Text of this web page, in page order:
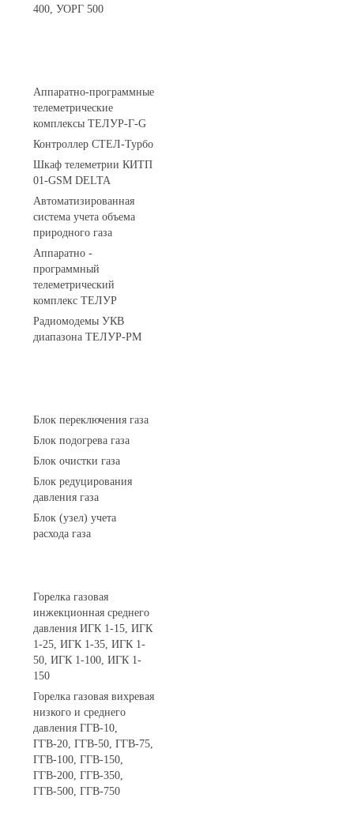
400, УОРГ 500
Аппаратно-программные
телеметрические
комплексы ТЕЛУР-Г-G
Контроллер СТЕЛ-Турбо
Шкаф телеметрии КИТП
01-GSM DELTA
Автоматизированная
система учета объема
природного газа
Аппаратно -
программный
телеметрический
комплекс ТЕЛУР
Радиомодемы УКВ
диапазона ТЕЛУР-РМ
Блок переключения газа
Блок подогрева газа
Блок очистки газа
Блок редуцирования
давления газа
Блок (узел) учета
расхода газа
Горелка газовая
инжекционная среднего
давления ИГК 1-15, ИГК
1-25, ИГК 1-35, ИГК 1-
50, ИГК 1-100, ИГК 1-
150
Горелка газовая вихревая
низкого и среднего
давления ГГВ-10,
ГГВ-20, ГГВ-50, ГГВ-75,
ГГВ-100, ГГВ-150,
ГГВ-200, ГГВ-350,
ГГВ-500, ГГВ-750